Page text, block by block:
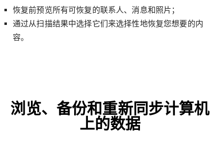
恢复前预览所有可恢复的联系人、消息和照片；
通过从扫描结果中选择它们来选择性地恢复您想要的内
容。
浏览、备份和重新同步计算机
上的数据